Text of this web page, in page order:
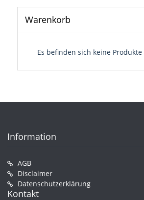
Warenkorb
Es befinden sich keine
Information
AGB
Disclaimer
Datenschutzerklärung
Kontakt